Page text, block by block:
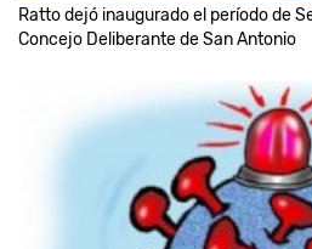
Ratto dejó inaugurado el período de
Concejo Deliberante de San Antonio